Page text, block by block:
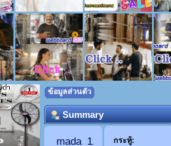
ข้อมูลส่วนตัว
Summary
กระทู้: